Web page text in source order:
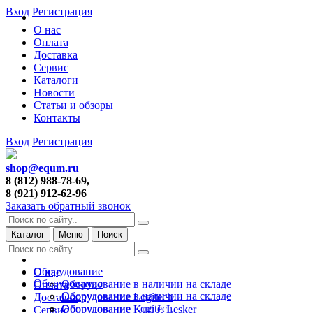
О нас
Оплата
Доставка
Сервис
Каталоги
Новости
Статьи и обзоры
Контакты
Вход Регистрация
Вход Регистрация
shop@equm.ru
8 (812) 988-78-69,
8 (921) 912-62-96
Заказать обратный звонок
Каталог Меню Поиск
О нас
Оплата
Доставка
Сервис
Оборудование
Оборудование в наличии на складе
Оборудование Logitech
Оборудование Kurt J. Lesker
Оборудование
Оборудование в наличии на складе
Оборудование Logitech